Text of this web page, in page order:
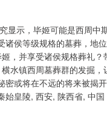
显示，毕姬可能是西周中
诸侯等级规格的墓葬，地
，并享受诸侯规格葬礼？
水镇西周墓葬群的发掘，
或将在不远的将来被揭
始皇陵, 西安, 陕西省, 中国